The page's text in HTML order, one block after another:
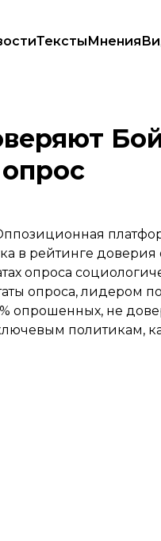
ТекстыМнения
— опрос
в рейтинге доверия
опроса
опроса, лидером
опрошенных, не
политикам,